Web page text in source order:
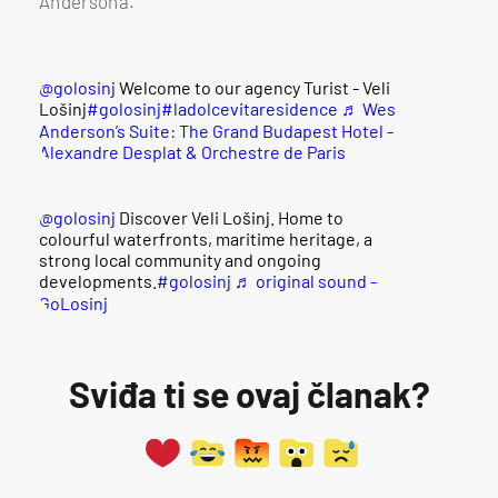
@golosinj Welcome to our agency Turist - Veli
Lošinj#golosinj#ladolcevitaresidence ♬ Wes
Anderson’s Suite: The Grand Budapest Hotel -
Alexandre Desplat & Orchestre de Paris
@golosinj Discover Veli Lošinj. Home to
colourful waterfronts, maritime heritage, a
strong local community and ongoing
developments. #golosinj ♬ original sound -
GoLosinj
Sviđa ti se ovaj članak?